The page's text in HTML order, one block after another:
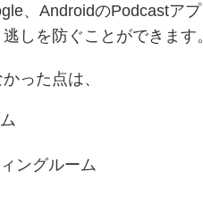
、AndroidのPodcastア
しを防ぐことができます。
った点は、
ングルーム